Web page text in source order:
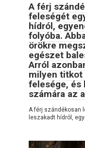
A férj
feleségét
hídról,
folyóba.
örökre
egészet
Arról
milyen titkot
felesége, és
számára az
A férj szándékosan
leszakadt hídról,